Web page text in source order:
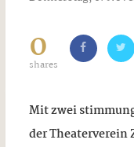
0
shares
Mit zwei
der Theaterverein